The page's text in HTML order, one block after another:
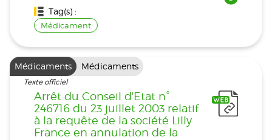
Tag(s) :
Médicament
Médicaments Médicaments
Texte officiel
Arrêt du Conseil d'Etat n°
246716 du 23 juillet 2003 relatif
à la requête de la société Lilly
France en annulation de la